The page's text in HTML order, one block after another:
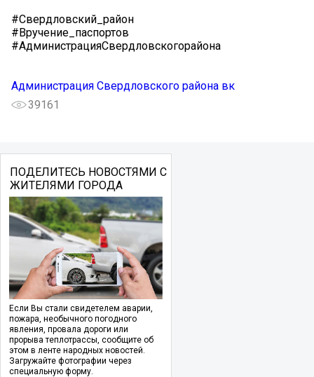
#Свердловский_район
#Вручение_паспортов
#АдминистрацияСвердловскогорайона
Администрация Свердловского района вк
39161
ПОДЕЛИТЕСЬ НОВОСТЯМИ С
ЖИТЕЛЯМИ ГОРОДА
Если Вы стали свидетелем аварии,
пожара, необычного погодного
явления, провала дороги или
прорыва теплотрассы, сообщите об
этом в ленте народных новостей.
Загружайте фотографии через
специальную форму.